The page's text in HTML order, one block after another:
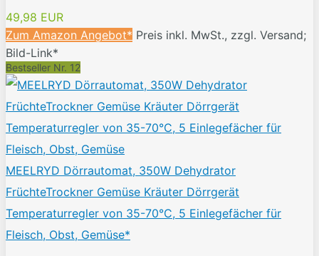
49,98 EUR
Zum Amazon Angebot* Preis inkl. MwSt., zzgl. Versand;
Bild-Link*
Bestseller Nr. 12
MEELRYD Dörrautomat, 350W Dehydrator
FrüchteTrockner Gemüse Kräuter Dörrgerät
Temperaturregler von 35-70°C, 5 Einlegefächer für
Fleisch, Obst, Gemüse*